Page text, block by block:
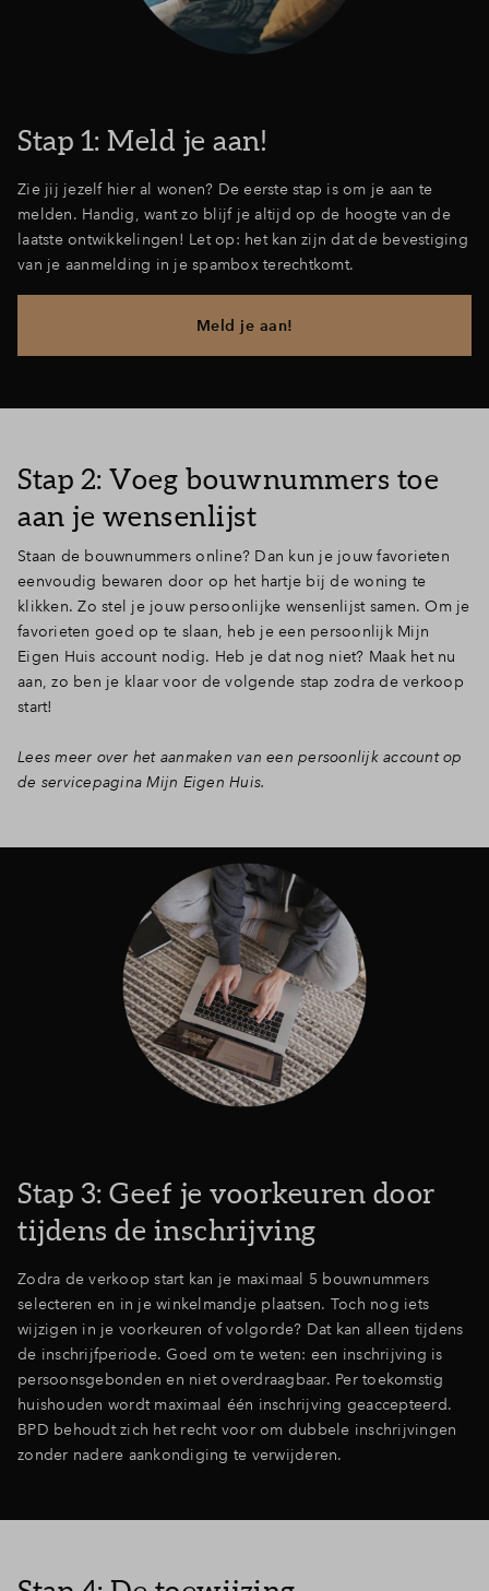
Stap 1: Meld je aan!
Zie jij jezelf hier al wonen? De eerste stap is om je aan te
melden. Handig, want zo blijf je altijd op de hoogte van de
laatste ontwikkelingen! Let op: het kan zijn dat de bevestiging
van je aanmelding in je spambox terechtkomt.
Meld je aan!
Stap 2: Voeg bouwnummers toe
aan je wensenlijst
Staan de bouwnummers online? Dan kun je jouw favorieten
eenvoudig bewaren door op het hartje bij de woning te
klikken. Zo stel je jouw persoonlijke wensenlijst samen. Om je
favorieten goed op te slaan, heb je een persoonlijk Mijn
Eigen Huis account nodig. Heb je dat nog niet? Maak het nu
aan, zo ben je klaar voor de volgende stap zodra de verkoop
start!
Lees meer over het aanmaken van een persoonlijk account op
de servicepagina Mijn Eigen Huis.
Stap 3: Geef je voorkeuren door
tijdens de inschrijving
Zodra de verkoop start kan je maximaal 5 bouwnummers
selecteren en in je winkelmandje plaatsen. Toch nog iets
wijzigen in je voorkeuren of volgorde? Dat kan alleen tijdens
de inschrijfperiode. Goed om te weten: een inschrijving is
persoonsgebonden en niet overdraagbaar. Per toekomstig
huishouden wordt maximaal één inschrijving geaccepteerd.
BPD behoudt zich het recht voor om dubbele inschrijvingen
zonder nadere aankondiging te verwijderen.